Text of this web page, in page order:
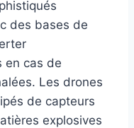
des bases de
en cas de
Les drones
de capteurs
explosives